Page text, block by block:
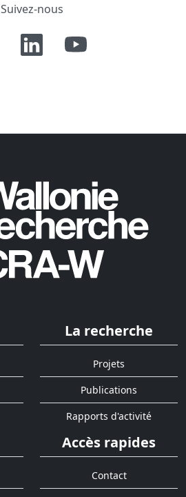
Suivez-nous
La recherche
Projets
Publications
Rapports d'activité
Accès rapides
Contact